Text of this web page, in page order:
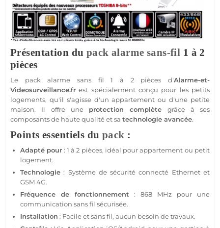
Présentation du pack alarme sans-fil 1 à 2
pièces
Le pack alarme sans fil 1 à 2 pièces d'Alarme-et-
Videosurveillance.fr est spécialement conçu pour les petits
logements, qu'il s'agisse d'unappartement ou d'une petite
maison. Il offre une protection complète grâce à ses
composants de haute qualité et sa technologie avancée.
Points essentiels du pack :
Adapté pour : 1 à 2 pièces, idéal pourappartement ou petit
logement.
Technologie : Systèmedesécurité connecté Ethernet et
GSM 4G.
Fréquence de fonctionnement : 868 MHz pour une
communication sans fil sécurisée.
Installation : Facile et sans fil, aucun besoin de travaux.